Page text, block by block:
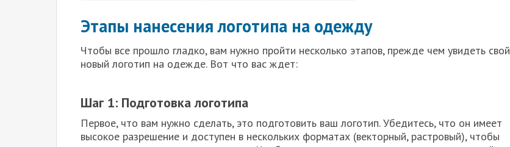
Этапы нанесения логотипа на одежду
Чтобы все прошло гладко, вам нужно пройти несколько этапов, прежде чем увидеть свой
новый логотип на одежде. Вот что вас ждет:
Шаг 1: Подготовка логотипа
Первое, что вам нужно сделать, это подготовить ваш логотип. Убедитесь, что он имеет
высокое разрешение и доступен в нескольких форматах (векторный, растровый), чтобы